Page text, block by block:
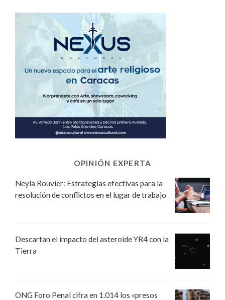
OPINIÓN EXPERTA
Neyla Rouvier: Estrategias efectivas para la
resolución de conflictos en el lugar de trabajo
Descartan el impacto del asteroide YR4 con la
Tierra
ONG Foro Penal cifra en 1.014 los «presos